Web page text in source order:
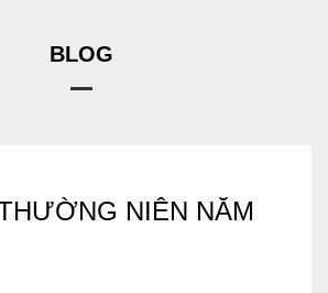
Hồ sơ năng lực
BLOG
NIÊN NĂM